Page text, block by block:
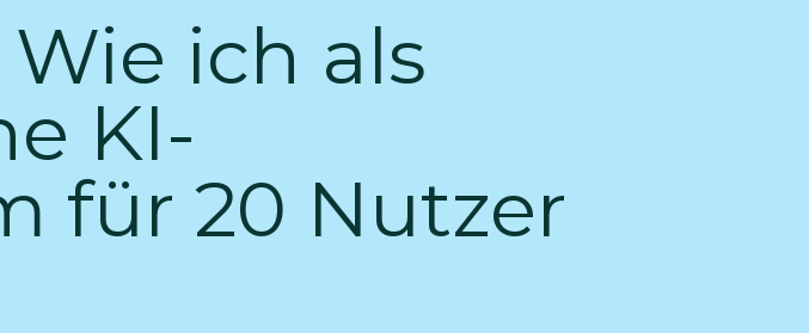
ich als
KI-
für 20 Nutzer